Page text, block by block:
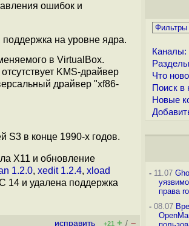
ошибок и
на уровне ядра.
в VirtualBox.
KMS-драйвер
драйвер "xf86-
S3 в конце 1990-х годов.
X11 и обновление
1.2.0, xedit 1.2.4, xload
14 и удалена поддержка
исправить +21 + / –
Каналы:
Что
Поиск в
Новые
-11.07
права
-08.07